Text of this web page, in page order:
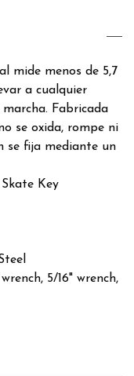
mide menos de 5,7
a cualquier
Fabricada
se oxida, rompe ni
se fija mediante un
Key
5/16" wrench,